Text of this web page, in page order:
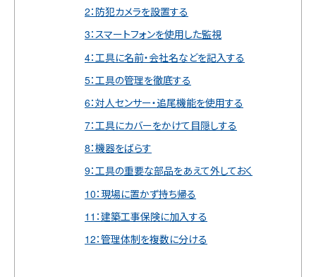
2：防犯カメラを設置する
3：スマートフォンを使用した監視
4：工具に名前・会社名などを記入する
5：工具の管理を徹底する
6：対人センサー・追尾機能を使用する
7：工具にカバーをかけて目隠しする
8：機器をばらす
9：工具の重要な部品をあえて外しておく
10：現場に置かず持ち帰る
11：建築工事保険に加入する
12：管理体制を複数に分ける